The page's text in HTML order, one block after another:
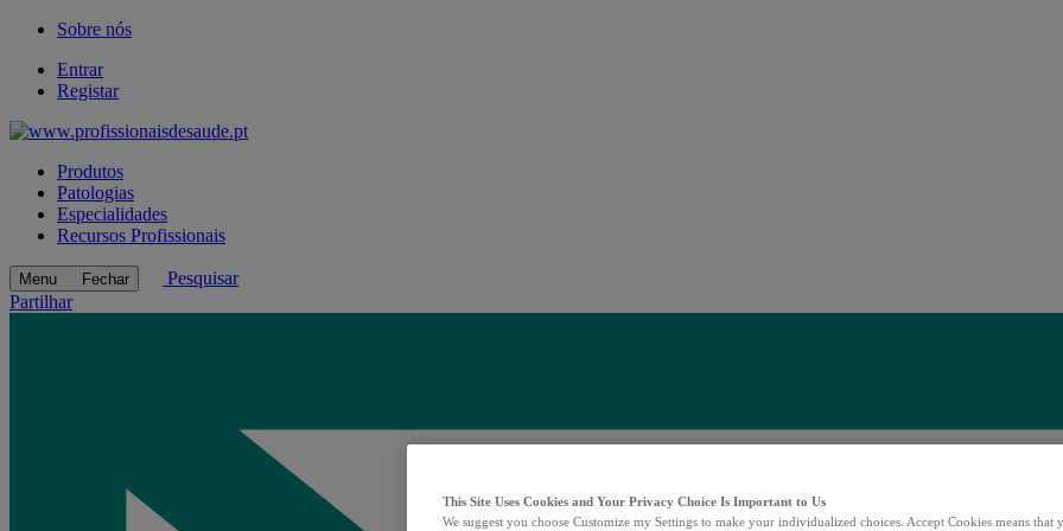
Sobre nós
Entrar
Registar
Produtos
Patologias
Especialidades
Recursos Profissionais
Menu Fechar
Pesquisar
Partilhar
This Site Uses Cookies and Your Privacy Choice Is Important to Us
We suggest you choose Customize my Settings to make your individualized choices. Accept Cookies means that